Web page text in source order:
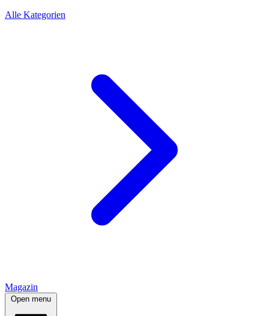
Alle Kategorien
Magazin
Open menu